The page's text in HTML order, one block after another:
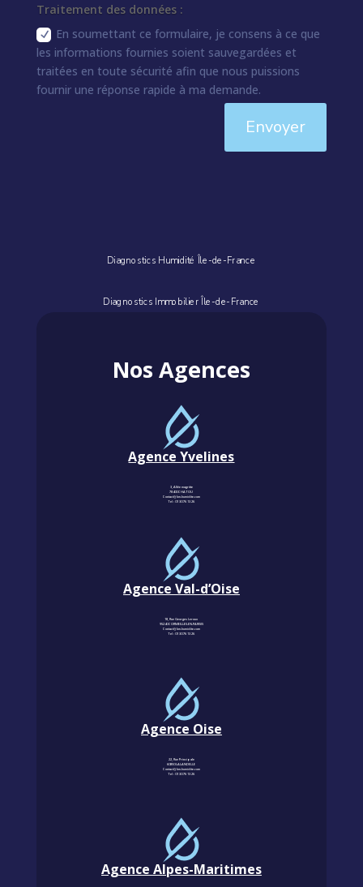
Traitement des données :
En soumettant ce formulaire, je consens à ce que
les informations fournies soient sauvegardées et
traitées en toute sécurité afin que nous puissions
fournir une réponse rapide à ma demande.
Envoyer
Diagnostics Humidité Île-de-France
Diagnostics Immobilier Île-de-France
Nos Agences
Agence Yvelines
3, Allée magritte
78400 CHATOU
Contact@km-humidite.com
Tel :01 30 76 13 26
Agence Val-d’Oise
18, Rue Georges Leroux
95240 CORMEILLES-EN-PARISIS
Contact@km-humidite.com
Tel :01 30 76 13 26
Agence Oise
22, Rue Principale
60850 LALANDELLE
Contact@km-humidite.com
Tel :01 30 76 13 26
Agence Alpes-Maritimes